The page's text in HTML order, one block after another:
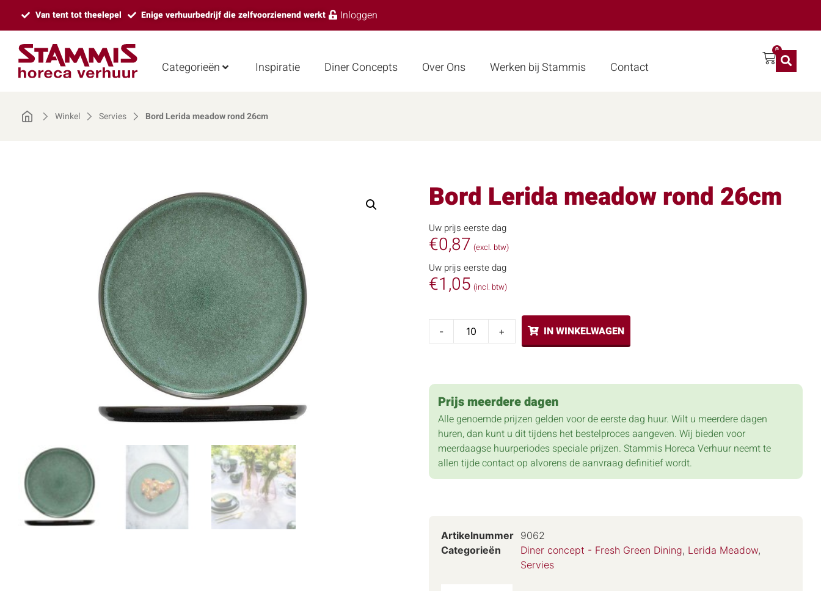
Van tent tot theelepel Enige verhuurbedrijf die zelfvoorzienend werkt Inloggen
Categorieën Inspiratie Diner Concepts Over Ons Werken bij Stammis Contact
0
Winkel Servies Bord Lerida meadow rond 26cm
Bord Lerida meadow rond 26cm
Uw prijs eerste dag
€0,87 (excl. btw)
Uw prijs eerste dag
€1,05 (incl. btw)
- + IN WINKELWAGEN
Prijs meerdere dagen
Alle genoemde prijzen gelden voor de eerste dag huur. Wilt u meerdere dagen
huren, dan kunt u dit tijdens het bestelproces aangeven. Wij bieden voor
meerdaagse huurperiodes speciale prijzen. Stammis Horeca Verhuur neemt te
allen tijde contact op alvorens de aanvraag definitief wordt.
Artikelnummer 9062
Categorieën
Diner concept - Fresh Green Dining, Lerida Meadow,
Servies